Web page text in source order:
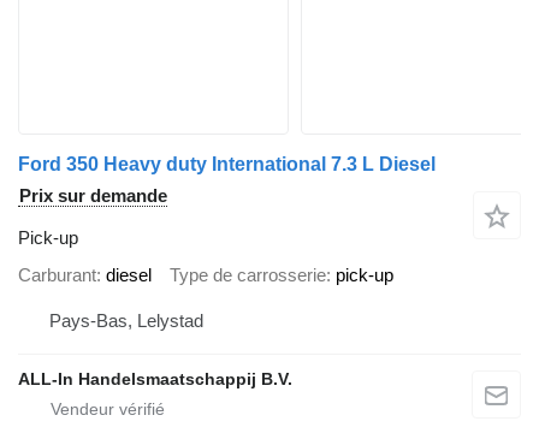
Ford 350 Heavy duty International 7.3 L Diesel
Prix sur demande
Pick-up
Carburant diesel Type de carrosserie pick-up
Pays-Bas, Lelystad
ALL-In Handelsmaatschappij B.V.